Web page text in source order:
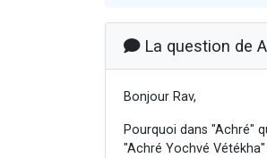
La question de
Bonjour Rav,
Pourquoi dans "Achré"
"Achré Yochvé